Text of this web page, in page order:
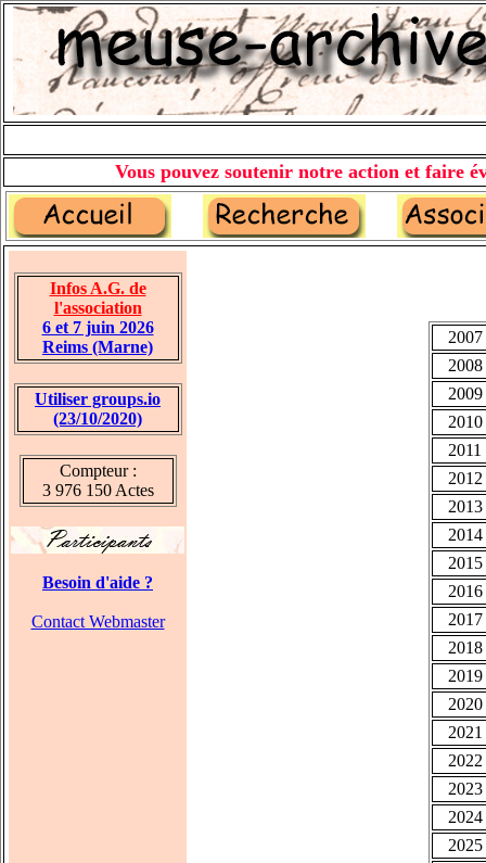
Vous pouvez soutenir notre action et faire
Infos A.G. de
l'association
6 et 7 juin 2026
Reims (Marne)
Utiliser groups.io
(23/10/2020)
Compteur :
3 976 150 Actes
Besoin d'aide ?
Contact Webmaster
2007
2008
2009
2010
2011
2012
2013
2014
2015
2016
2017
2018
2019
2020
2021
2022
2023
2024
2025